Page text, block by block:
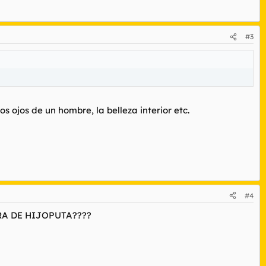
#3
ojos de un hombre, la belleza interior etc.
#4
DE HIJOPUTA????